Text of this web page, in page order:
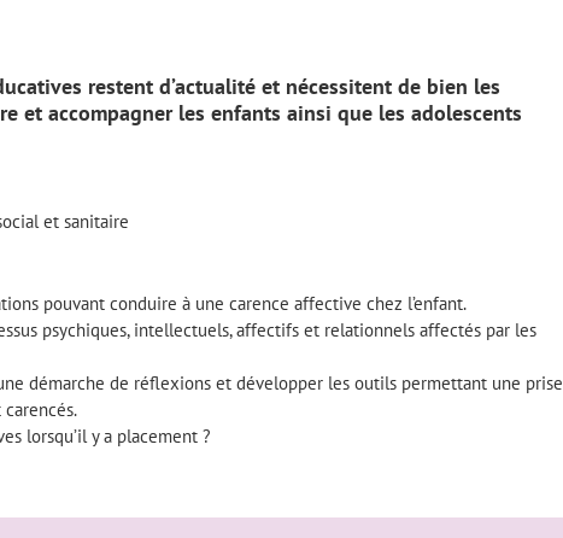
restent d’actualité et nécessitent de bien les
et accompagner les enfants ainsi que les adolescents
et sanitaire
pouvant conduire à une carence affective chez l’enfant.
psychiques, intellectuels, affectifs et relationnels affectés par les
démarche de réflexions et développer les outils permettant une prise
carencés.
lorsqu’il y a placement ?